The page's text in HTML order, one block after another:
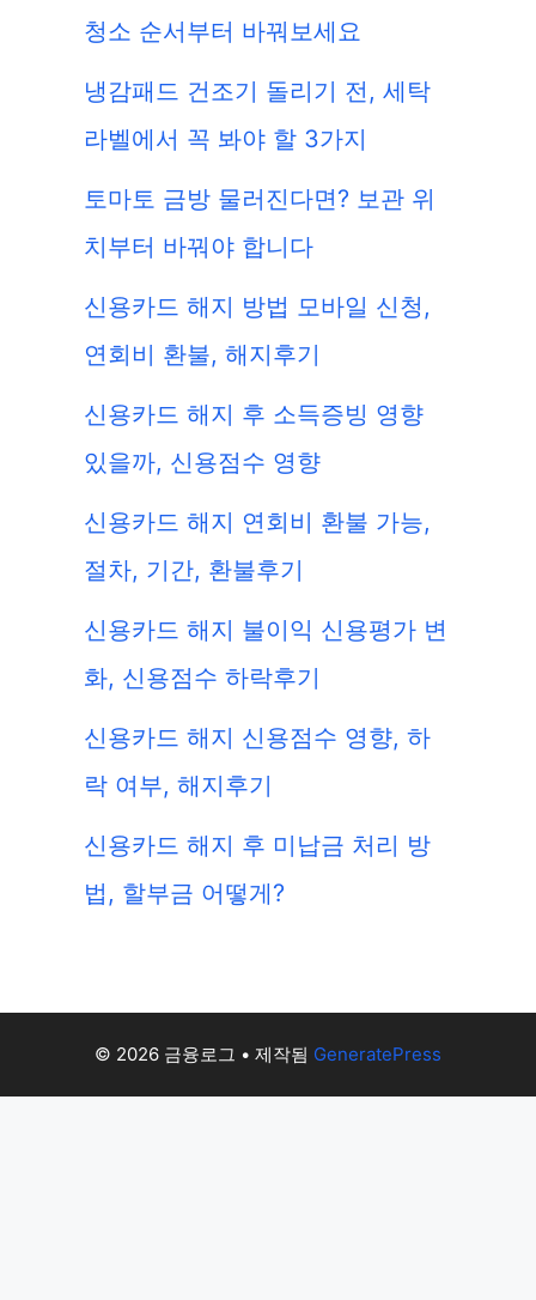
청소 순서부터 바꿔보세요
냉감패드 건조기 돌리기 전, 세탁
라벨에서 꼭 봐야 할 3가지
토마토 금방 물러진다면? 보관 위
치부터 바꿔야 합니다
신용카드 해지 방법 모바일 신청,
연회비 환불, 해지후기
신용카드 해지 후 소득증빙 영향
있을까, 신용점수 영향
신용카드 해지 연회비 환불 가능,
절차, 기간, 환불후기
신용카드 해지 불이익 신용평가 변
화, 신용점수 하락후기
신용카드 해지 신용점수 영향, 하
락 여부, 해지후기
신용카드 해지 후 미납금 처리 방
법, 할부금 어떻게?
© 2026 금융로그 • 제작됨 GeneratePress